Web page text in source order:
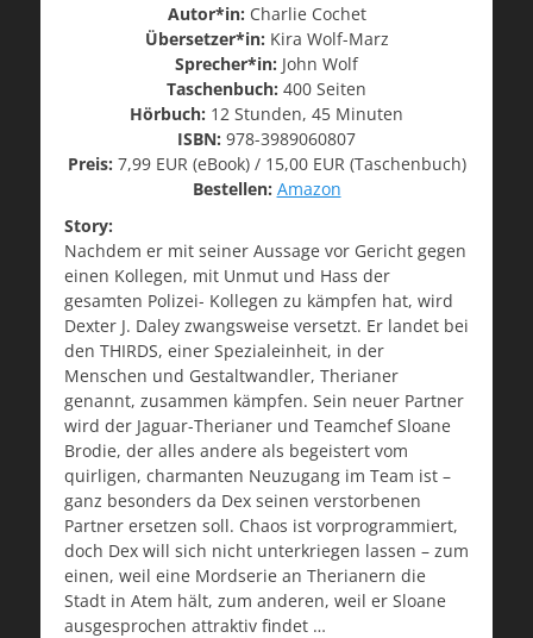
Autor*in: Charlie Cochet
Übersetzer*in: Kira Wolf-Marz
Sprecher*in: John Wolf
Taschenbuch: 400 Seiten
Hörbuch: 12 Stunden, 45 Minuten
ISBN: 978-3989060807
Preis: 7,99 EUR (eBook) / 15,00 EUR (Taschenbuch)
Bestellen: Amazon
Story:
Nachdem er mit seiner Aussage vor Gericht gegen
einen Kollegen, mit Unmut und Hass der
gesamten Polizei- Kollegen zu kämpfen hat, wird
Dexter J. Daley zwangsweise versetzt. Er landet bei
den THIRDS, einer Spezialeinheit, in der
Menschen und Gestaltwandler, Therianer
genannt, zusammen kämpfen. Sein neuer Partner
wird der Jaguar-Therianer und Teamchef Sloane
Brodie, der alles andere als begeistert vom
quirligen, charmanten Neuzugang im Team ist –
ganz besonders da Dex seinen verstorbenen
Partner ersetzen soll. Chaos ist vorprogrammiert,
doch Dex will sich nicht unterkriegen lassen – zum
einen, weil eine Mordserie an Therianern die
Stadt in Atem hält, zum anderen, weil er Sloane
ausgesprochen attraktiv findet …